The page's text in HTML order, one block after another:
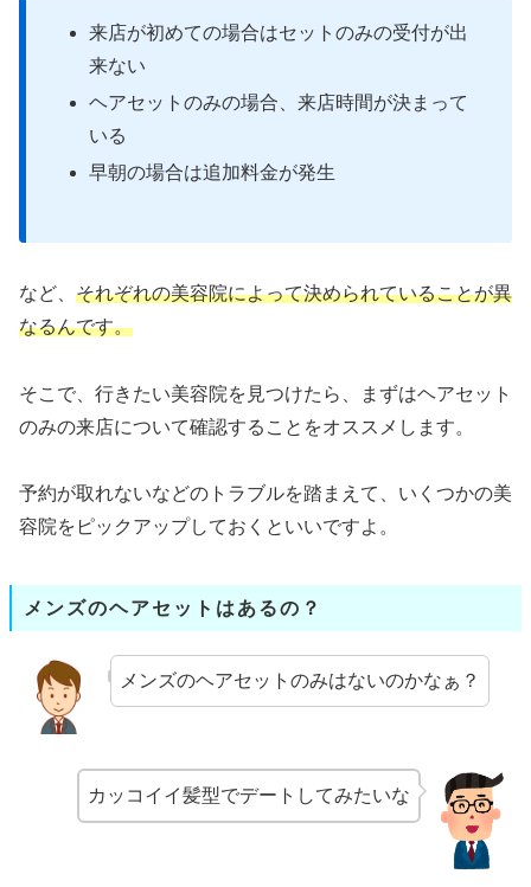
来店が初めての場合はセットのみの受付が出
来ない
ヘアセットのみの場合、来店時間が決まって
いる
早朝の場合は追加料金が発生
など、 それぞれの美容院によって決められていることが異
なるんです。
そこで、行きたい美容院を見つけたら、まずはヘアセット
のみの来店について確認することをオススメします。
予約が取れないなどのトラブルを踏まえて、いくつかの美
容院をピックアップしておくといいですよ。
メンズのヘアセットはあるの？
メンズのヘアセットのみはないのかなぁ？
カッコイイ髪型でデートしてみたいな